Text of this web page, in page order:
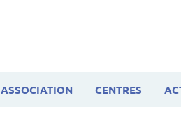
ASSOCIATION CENTRES